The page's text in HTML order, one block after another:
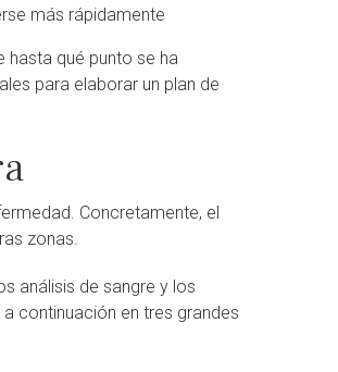
más rápidamente
qué punto se ha
para elaborar un plan de
Concretamente, el
zonas.
análisis de sangre y los
continuación en tres grandes